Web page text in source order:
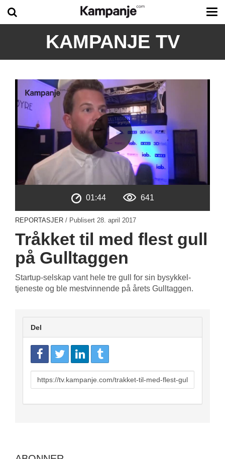
KAMPANJE TV
01:44 641
REPORTASJER / Publisert 28. april 2017
Tråkket til med flest gull
på Gulltaggen
Startup-selskap vant hele tre gull for sin bysykkel-
tjeneste og ble mestvinnende på årets Gulltaggen.
Del
URL
to